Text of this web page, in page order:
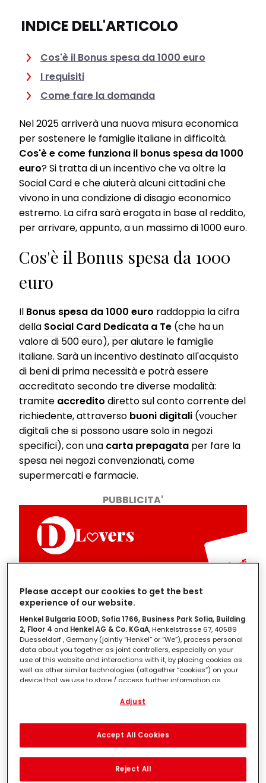
INDICE DELL'ARTICOLO
Cos'è il Bonus spesa da 1000 euro
I requisiti
Come fare la domanda
Nel 2025 arriverà una nuova misura economica
per sostenere le famiglie italiane in difficoltà.
Cos'è e come funziona il bonus spesa da 1000
euro? Si tratta di un incentivo che va oltre la
Social Card e che aiuterà alcuni cittadini che
vivono in una condizione di disagio economico
estremo. La cifra sarà erogata in base al reddito,
per arrivare, appunto, a un massimo di 1000 euro.
Cos'è il Bonus spesa da 1000
euro
Il Bonus spesa da 1000 euro raddoppia la cifra
della Social Card Dedicata a Te (che ha un
valore di 500 euro), per aiutare le famiglie
italiane. Sarà un incentivo destinato all'acquisto
di beni di prima necessità e potrà essere
accreditato secondo tre diverse modalità:
tramite accredito diretto sul conto corrente del
richiedente, attraverso buoni digitali (voucher
digitali che si possono usare solo in negozi
specifici), con una carta prepagata per fare la
spesa nei negozi convenzionati, come
supermercati e farmacie.
PUBBLICITA'
Il numero di beneficiari è limitato, così come i
beni che si potranno acquistare. La somma
finale erogata agli aventi diritto sarà stabilita in
Please accept our cookies to get the best
experience of our website.
Henkel Bulgaria EOOD, Sofia 1766, Business Park Sofia, Building
2, Floor 4 and Henkel AG & Co. KGaA, Henkelstrasse 67, 40589
Duesseldorf , Germany (jointly “Henkel” or “We”), process personal
data about you together as joint controllers, especially on your
use of this website and interactions with it, by placing cookies as
well as other similar technologies (altogether “cookies”) on your
device that we use to store / access further information as
linked in the footer, Section “Cookies, Pixel, Fingerprints and similar
technologies”) will also use cookies and process data relating to
you tomeasure and optimize the performance of this website,
to provide you with functionalities enhancing your use of this
website and/or for personalized marketing
Adjust
Reject All
Accept All Cookies